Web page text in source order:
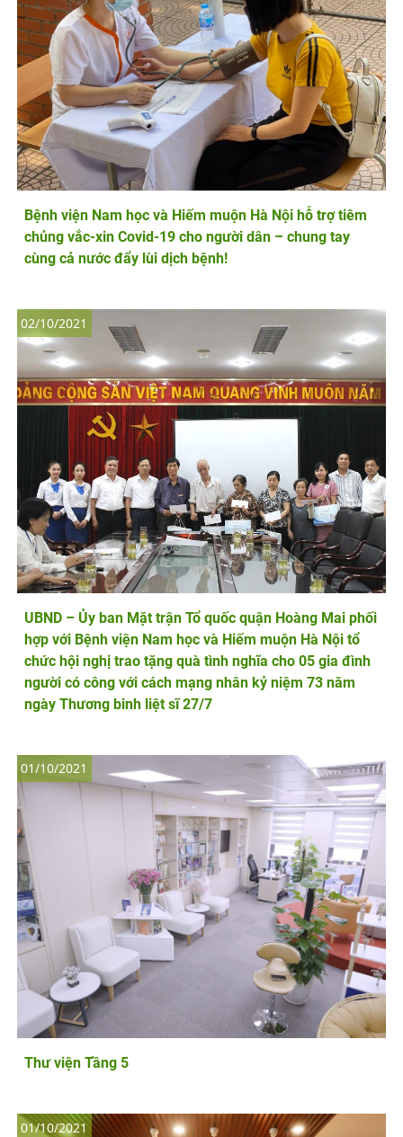
Bệnh viện Nam học và Hiếm muộn Hà Nội hỗ trợ tiêm
chủng vắc-xin Covid-19 cho người dân – chung tay
cùng cả nước đẩy lùi dịch bệnh!
UBND – Ủy ban Mặt trận Tổ quốc quận Hoàng Mai phối
hợp với Bệnh viện Nam học và Hiếm muộn Hà Nội tổ
chức hội nghị trao tặng quà tình nghĩa cho 05 gia đình
người có công với cách mạng nhân kỷ niệm 73 năm
ngày Thương binh liệt sĩ 27/7
02/10/2021
Thư viện Tầng 5
01/10/2021
01/10/2021